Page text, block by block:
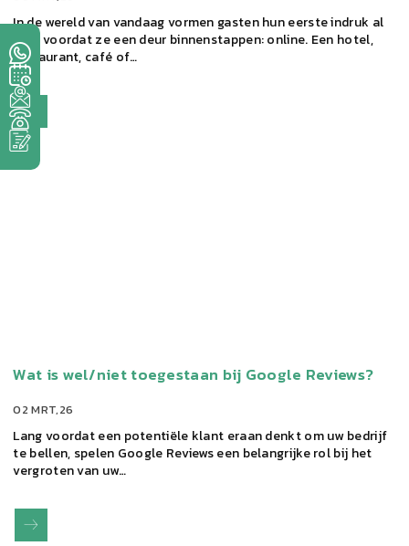
In de wereld van vandaag vormen gasten hun eerste indruk al
lang voordat ze een deur binnenstappen: online. Een hotel,
restaurant, café of…
02 MRT,26
Lang voordat een potentiële klant eraan denkt om uw bedrijf
te bellen, spelen Google Reviews een belangrijke rol bij het
vergroten van uw…
Wat is wel/niet toegestaan bij Google Reviews?